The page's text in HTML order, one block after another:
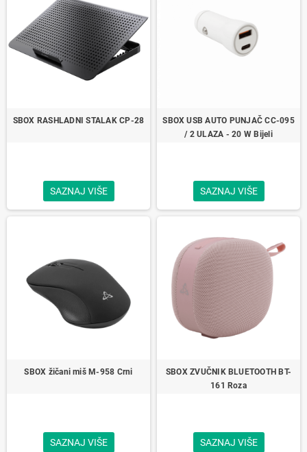
SBOX RASHLADNI STALAK CP-28
SAZNAJ VIŠE
SBOX USB AUTO PUNJAČ CC-095
/ 2 ULAZA - 20 W Bijeli
SAZNAJ VIŠE
SBOX žičani miš M-958 Crni
SAZNAJ VIŠE
SBOX ZVUČNIK BLUETOOTH BT-
161 Roza
SAZNAJ VIŠE